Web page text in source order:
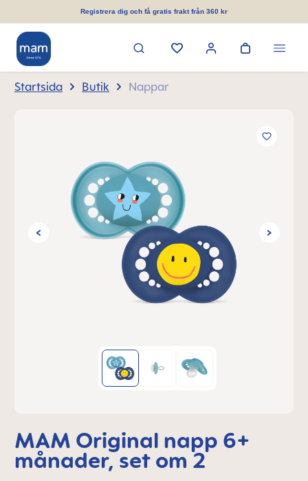
Registrera dig och få gratis frakt från 360 kr
Startsida Butik Nappar
MAM Original napp 6+
månader, set om 2